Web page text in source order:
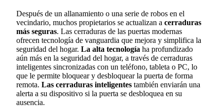
Después de un allanamiento o una serie de robos en el
vecindario, muchos propietarios se actualizan a cerraduras
más seguras. Las cerraduras de las puertas modernas
ofrecen tecnología de vanguardia que mejora y simplifica la
seguridad del hogar. La alta tecnología ha profundizado
aún más en la seguridad del hogar, a través de cerraduras
inteligentes sincronizadas con un teléfono, tableta o PC, lo
que le permite bloquear y desbloquear la puerta de forma
remota. Las cerraduras inteligentes también enviarán una
alerta a su dispositivo si la puerta se desbloquea en su
ausencia.